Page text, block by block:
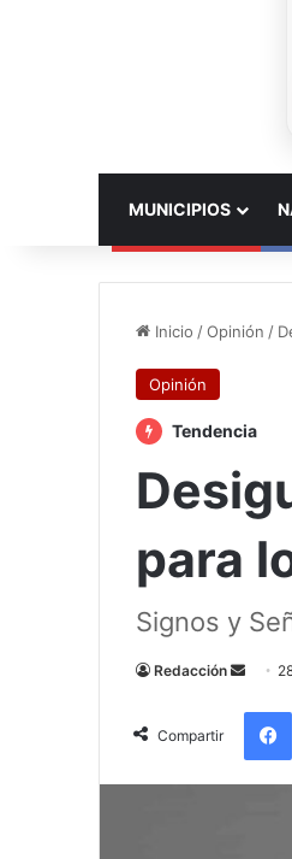
MUNICIPIOS
Inicio / Opinión /
Opinión
Tendencia
para
Signos y
Redacción
Send
email
Compartir